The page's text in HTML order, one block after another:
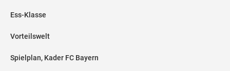
Ess-Klasse
Vorteilswelt
Spielplan, Kader FC Bayern